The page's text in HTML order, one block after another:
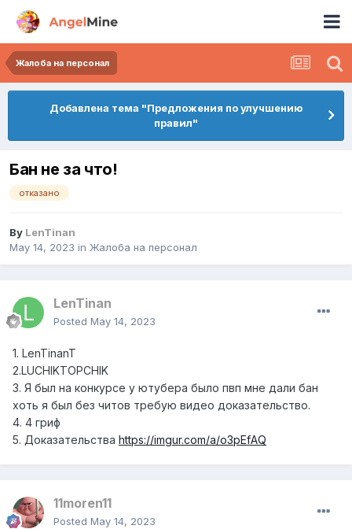
Жалоба на персонал
Добавлена тема "Предложения по улучшению
правил"
Бан не за что!
отказано
By LenTinan
May 14, 2023 in Жалоба на персонал
LenTinan
Posted May 14, 2023
1. LenTinanT
2.LUCHIKTOPCHIK
3. Я был на конкурсе у ютубера было пвп мне дали бан
хоть я был без читов требую видео доказательство.
4. 4 гриф
5. Доказательства https://imgur.com/a/o3pEfAQ
11moren11
Posted May 14, 2023